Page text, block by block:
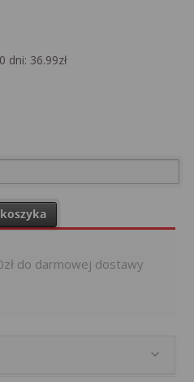
dni: 36.99zł
Z Poradami Dzień Babci Dzień
złdo darmowej dostawy